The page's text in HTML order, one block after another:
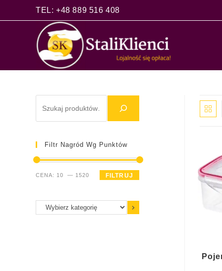
TEL: +48 889 516 408
Filtr Nagród Wg Punktów
FILTRUJ
CENA: 10 — 1520